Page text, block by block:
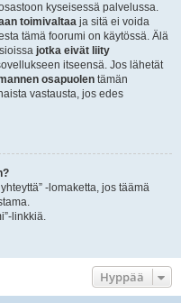
kyseisessä palvelussa.
toimivaltaa ja sitä ei voida
tämä foorumi on käytössä. Älä
jotka eivät liity
itseensä. Jos lähetät
osapuolen tämän
vastausta, jos edes
-lomaketta, jos täämä
linkkiä.
Hyppää